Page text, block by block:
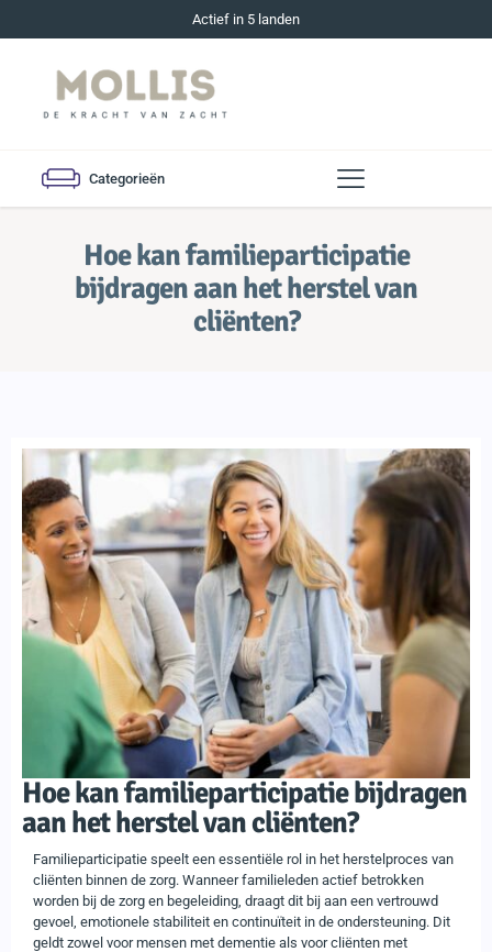
Actief in 5 landen
Categorieën
Hoe kan familieparticipatie
bijdragen aan het herstel van
cliënten?
Hoe kan familieparticipatie bijdragen
aan het herstel van cliënten?
Familieparticipatie speelt een essentiële rol in het herstelproces van
cliënten binnen de zorg. Wanneer familieleden actief betrokken
worden bij de zorg en begeleiding, draagt dit bij aan een vertrouwd
gevoel, emotionele stabiliteit en continuïteit in de ondersteuning. Dit
geldt zowel voor mensen met dementie als voor cliënten met